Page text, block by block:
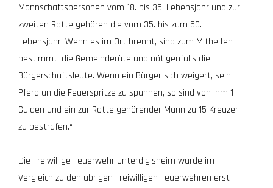
Mannschaftspersonen vom 18. bis 35. Lebensjahr und zur
zweiten Rotte gehören die vom 35. bis zum 50.
Lebensjahr. Wenn es im Ort brennt, sind zum Mithelfen
bestimmt, die Gemeinderäte und nötigenfalls die
Bürgerschaftsleute. Wenn ein Bürger sich weigert, sein
Pferd an die Feuerspritze zu spannen, so sind von ihm 1
Gulden und ein zur Rotte gehörender Mann zu 15 Kreuzer
zu bestrafen.“
Die Freiwillige Feuerwehr Unterdigisheim wurde im
Vergleich zu den übrigen Freiwilligen Feuerwehren erst